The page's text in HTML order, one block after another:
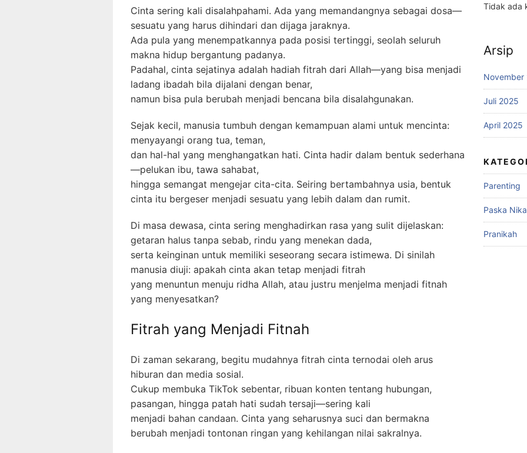
Cinta sering kali disalahpahami. Ada yang memandangnya sebagai dosa—
sesuatu yang harus dihindari dan dijaga jaraknya.
Ada pula yang menempatkannya pada posisi tertinggi, seolah seluruh
makna hidup bergantung padanya.
Padahal, cinta sejatinya adalah hadiah fitrah dari Allah—yang bisa menjadi
ladang ibadah bila dijalani dengan benar,
namun bisa pula berubah menjadi bencana bila disalahgunakan.
Sejak kecil, manusia tumbuh dengan kemampuan alami untuk mencinta:
menyayangi orang tua, teman,
dan hal-hal yang menghangatkan hati. Cinta hadir dalam bentuk sederhana
—pelukan ibu, tawa sahabat,
hingga semangat mengejar cita-cita. Seiring bertambahnya usia, bentuk
cinta itu bergeser menjadi sesuatu yang lebih dalam dan rumit.
Di masa dewasa, cinta sering menghadirkan rasa yang sulit dijelaskan:
getaran halus tanpa sebab, rindu yang menekan dada,
serta keinginan untuk memiliki seseorang secara istimewa. Di sinilah
manusia diuji: apakah cinta akan tetap menjadi fitrah
yang menuntun menuju ridha Allah, atau justru menjelma menjadi fitnah
yang menyesatkan?
Fitrah yang Menjadi Fitnah
Di zaman sekarang, begitu mudahnya fitrah cinta ternodai oleh arus
hiburan dan media sosial.
Cukup membuka TikTok sebentar, ribuan konten tentang hubungan,
pasangan, hingga patah hati sudah tersaji—sering kali
menjadi bahan candaan. Cinta yang seharusnya suci dan bermakna
berubah menjadi tontonan ringan yang kehilangan nilai sakralnya.
Tidak ada
Arsip
November
Juli 2025
April 2025
Parenting
Paska
Pranikah